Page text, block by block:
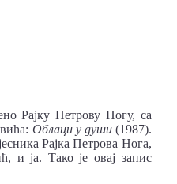
Рајку Петрову Ногу, са
Облаци у души(1987).
Рајка Петрова Нога,
и ја. Тако је овај запис